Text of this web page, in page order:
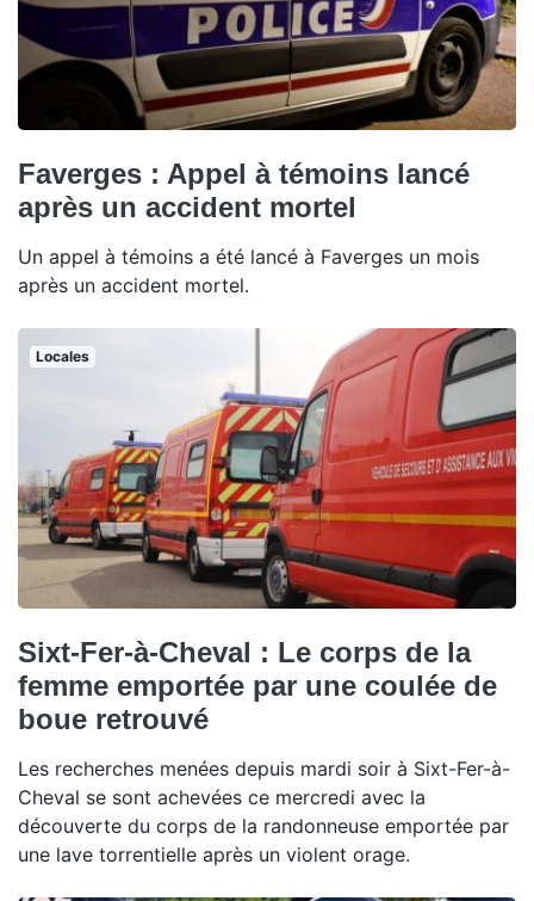
Faverges : Appel à témoins lancé
après un accident mortel
Un appel à témoins a été lancé à Faverges un mois
après un accident mortel.
Locales
Sixt-Fer-à-Cheval : Le corps de la
femme emportée par une coulée de
boue retrouvé
Les recherches menées depuis mardi soir à Sixt-Fer-à-
Cheval se sont achevées ce mercredi avec la
découverte du corps de la randonneuse emportée par
une lave torrentielle après un violent orage.